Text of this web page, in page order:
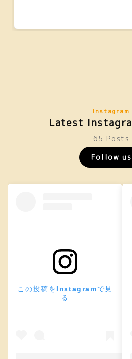
Instagram
Latest
65 Posts
Follow us
この投稿をInstagramで見
る